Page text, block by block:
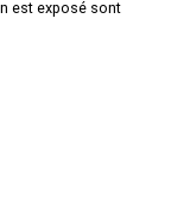
est exposé sont